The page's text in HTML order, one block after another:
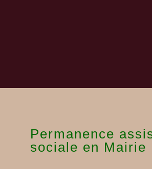
Permanence
sociale en Mairie